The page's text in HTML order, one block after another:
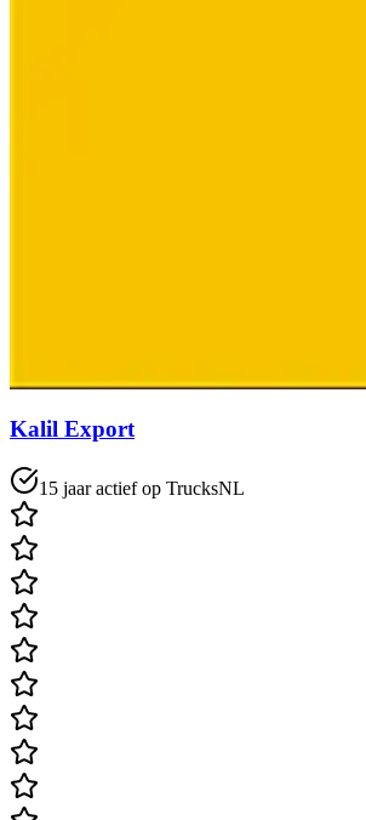
Kalil Export
15 jaar actief op TrucksNL